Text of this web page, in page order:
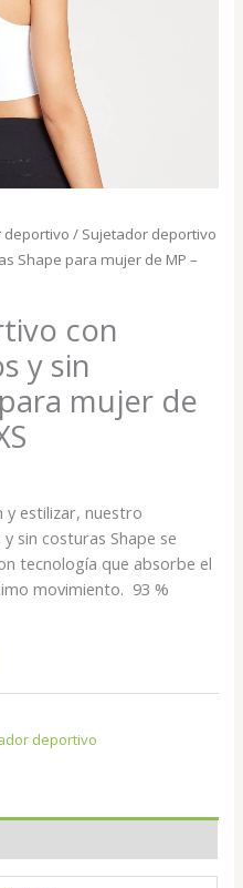
deportivo / Sujetador deportivo
Shape para mujer de MP –
con
y sin
mujer de
y estilizar, nuestro
sin costuras Shape se
tecnología que absorbe el
movimiento. 93 %
deportivo